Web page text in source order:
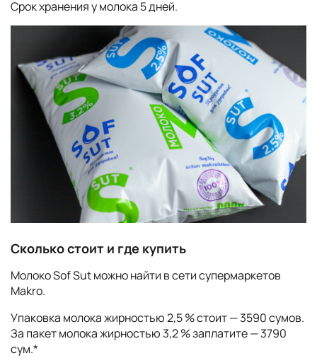
Срок хранения у молока 5 дней.
Сколько стоит и где купить
Молоко Sof Sut можно найти в сети супермаркетов
Makro.
Упаковка молока жирностью 2,5 % стоит — 3590 сумов.
За пакет молока жирностью 3,2 % заплатите — 3790
сум.*